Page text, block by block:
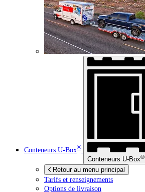
Conteneurs U-Box®
Conteneurs U-Box®
Retour au menu principal
Tarifs et renseignements
Options de livraison